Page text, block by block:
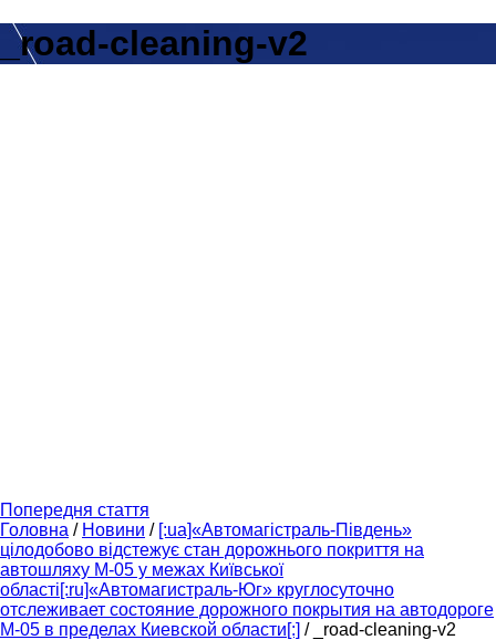
_road-cleaning-v2
Попередня стаття
Головна / Новини / [:ua]«Автомагістраль-Південь»
цілодобово відстежує стан дорожнього покриття на
автошляху М-05 у межах Київської
області[:ru]«Автомагистраль-Юг» круглосуточно
отслеживает состояние дорожного покрытия на автодороге
М-05 в пределах Киевской области[:] / _road-cleaning-v2